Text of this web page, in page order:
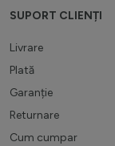
SUPORT CLIENȚI
Livrare
Plată
Garanție
Returnare
Cum cumpar